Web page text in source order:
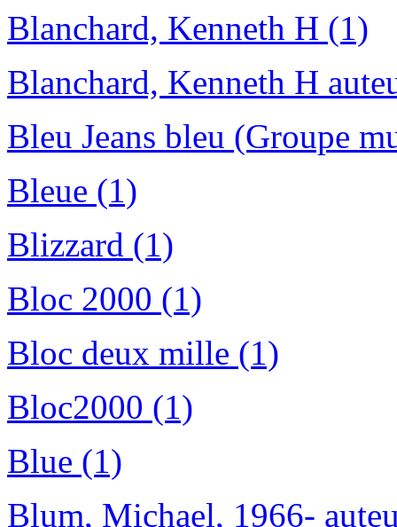
Blanchard, Kenneth H (1)
Blanchard, Kenneth H
Bleu Jeans bleu (Groupe
Bleue (1)
Blizzard (1)
Bloc 2000 (1)
Bloc deux mille (1)
Bloc2000 (1)
Blue (1)
Blum, Michael, 1966-